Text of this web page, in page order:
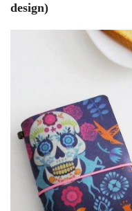
design)